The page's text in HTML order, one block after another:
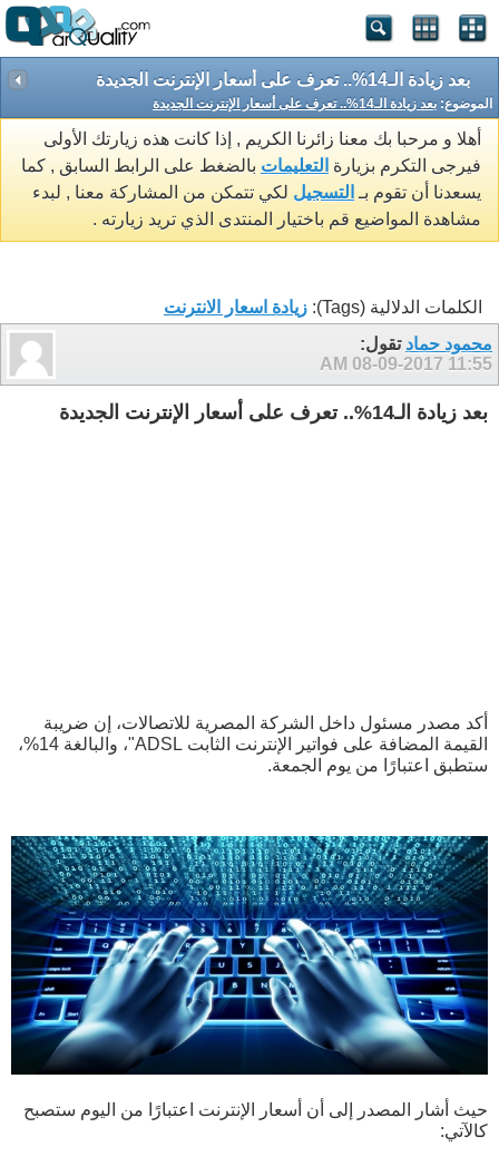
بعد زيادة الـ14%.. تعرف على أسعار الإنترنت الجديدة
الموضوع: بعد زيادة الـ14%.. تعرف على أسعار الإنترنت الجديدة
أهلا و مرحبا بك معنا زائرنا الكريم , إذا كانت هذه زيارتك الأولى
فيرجى التكرم بزيارة التعليمات بالضغط على الرابط السابق , كما
يسعدنا أن تقوم بـ التسجيل لكي تتمكن من المشاركة معنا , لبدء
مشاهدة المواضيع قم باختيار المنتدى الذي تريد زيارته .
الكلمات الدلالية (Tags):
زيادة اسعار الانترنت
محمود حماد تقول:
08-09-2017 11:55 AM
بعد زيادة الـ14%.. تعرف على أسعار الإنترنت الجديدة
أكد مصدر مسئول داخل الشركة المصرية للاتصالات، إن ضريبة
القيمة المضافة على فواتير الإنترنت الثابت ADSL"، والبالغة 14%،
ستطبق اعتبارًا من يوم الجمعة.
حيث أشار المصدر إلى أن أسعار الإنترنت اعتبارًا من اليوم ستصبح
كالآتي: